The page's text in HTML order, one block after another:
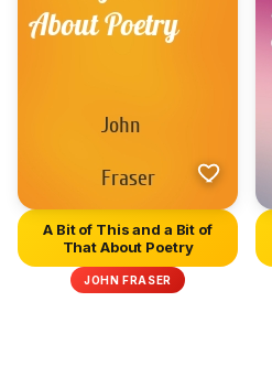
A Bit of This and a Bit of
That About Poetry
JOHN FRASER